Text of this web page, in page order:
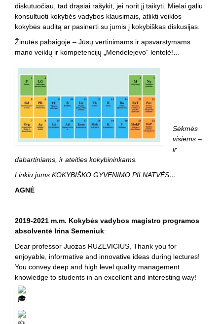
diskutuočiau, tad drąsiai rašykit, jei norit jį taikyti. Mielai galiu
konsultuoti kokybės vadybos klausimais, atlikti veiklos
kokybės auditą ar pasinerti su jumis į kokybiškas diskusijas.
Žinutės pabaigoje – Jūsų vertinimams ir apsvarstymams
mano veiklų ir kompetencijų „Mendelejevo“ lentelė!…
Sėkmės
visiems –
ir
dabartiniams, ir ateities kokybininkams.
Linkiu jums KOKYBIŠKO GYVENIMO PILNATVĖS…
AGNĖ
2019-2021 m.m. Kokybės vadybos magistro programos
absolventė Irina Semeniuk:
Dear professor Juozas RUZEVICIUS, Thank you for
enjoyable, informative and innovative ideas during lectures!
You convey deep and high level quality management
knowledge to students in an excellent and interesting way!